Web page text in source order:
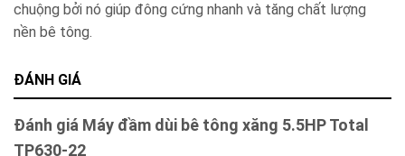
chuộng bởi nó giúp đông cứng nhanh và tăng chất lượng
nền bê tông.
ĐÁNH GIÁ
Đánh giá Máy đầm dùi bê tông xăng 5.5HP Total
TP630-22